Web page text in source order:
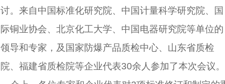
讨。来自中国标准化研究院、中国计量科学研究院、国
际铜业协会、北京化工大学、中国电器研究院等单位的
领导和专家，及国家防爆产品质检中心、山东省质检
院、福建省质检院等企业代表30余人参加了本次会议。